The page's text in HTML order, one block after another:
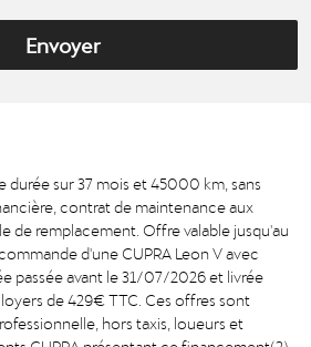
Envoyer
sur 37 mois et 45000 km, sans
contrat de maintenance aux
de remplacement. Offre valable jusqu'au
d'une CUPRA Leon V avec
passée avant le 31/07/2026 et livrée
de 429€ TTC. Ces offres sont
hors taxis, loueurs et